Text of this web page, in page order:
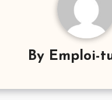
By Emploi-